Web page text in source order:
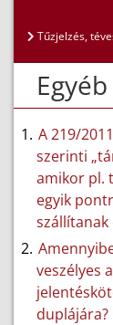
Tűzjelzés,
A 219/
szerinti
amikor pl.
egyik
szállítanak
veszélyes
duplájára?